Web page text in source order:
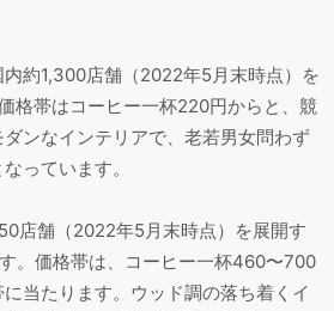
内約1,300店舗（2022年5月末時点）を
格帯はコーヒー一杯220円からと、競
ンなインテリアで、老若男女問わず
っています。
店舗（2022年5月末時点）を展開す
。価格帯は、コーヒー一杯460〜700
当たります。ウッド調の落ち着くイ